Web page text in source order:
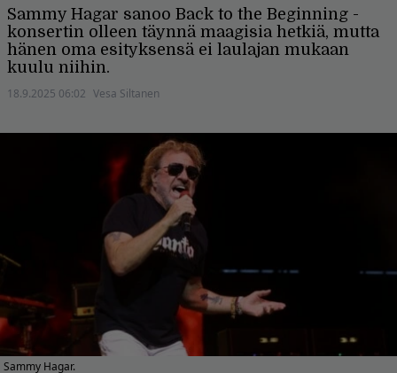
Sammy Hagar sanoo Back to the Beginning -
konsertin olleen täynnä maagisia hetkiä, mutta
hänen oma esityksensä ei laulajan mukaan
kuulu niihin.
18.9.2025 06:02 Vesa Siltanen
Sammy Hagar.